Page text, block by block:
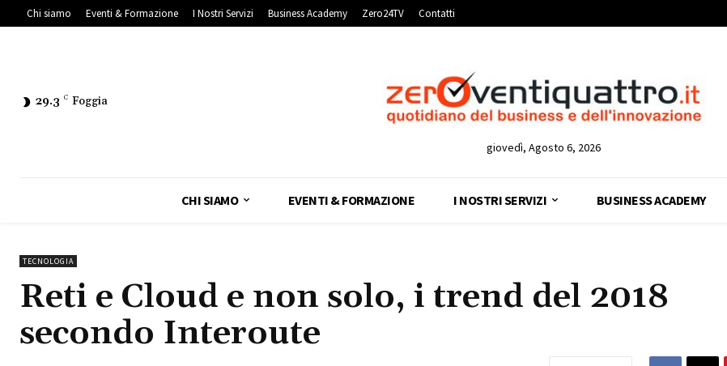
Chi siamo Eventi & Formazione I Nostri Servizi Business Academy Zero24TV Contatti
29.3 C Foggia
giovedì, Agosto 6, 2026
CHI SIAMO EVENTI & FORMAZIONE I NOSTRI SERVIZI BUSINESS ACADEMY
TECNOLOGIA
Reti e Cloud e non solo, i trend del 2018
secondo Interoute